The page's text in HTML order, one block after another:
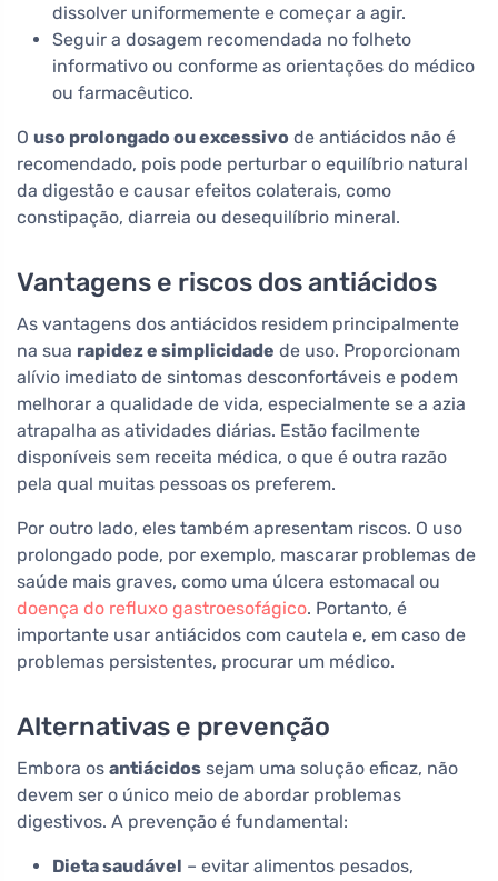
dissolver uniformemente e começar a agir.
Seguir a dosagem recomendada no folheto
informativo ou conforme as orientações do médico
ou farmacêutico.
O uso prolongado ou excessivo de antiácidos não é
recomendado, pois pode perturbar o equilíbrio natural
da digestão e causar efeitos colaterais, como
constipação, diarreia ou desequilíbrio mineral.
Vantagens e riscos dos antiácidos
As vantagens dos antiácidos residem principalmente
na sua rapidez e simplicidade de uso. Proporcionam
alívio imediato de sintomas desconfortáveis e podem
melhorar a qualidade de vida, especialmente se a azia
atrapalha as atividades diárias. Estão facilmente
disponíveis sem receita médica, o que é outra razão
pela qual muitas pessoas os preferem.
Por outro lado, eles também apresentam riscos. O uso
prolongado pode, por exemplo, mascarar problemas de
saúde mais graves, como uma úlcera estomacal ou
doença do refluxo gastroesofágico. Portanto, é
importante usar antiácidos com cautela e, em caso de
problemas persistentes, procurar um médico.
Alternativas e prevenção
Embora os antiácidos sejam uma solução eficaz, não
devem ser o único meio de abordar problemas
digestivos. A prevenção é fundamental:
Dieta saudável – evitar alimentos pesados,